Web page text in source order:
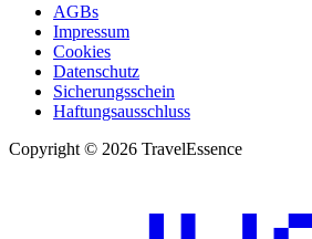
AGBs
Impressum
Cookies
Datenschutz
Sicherungsschein
Haftungsausschluss
Copyright © 2026 TravelEssence